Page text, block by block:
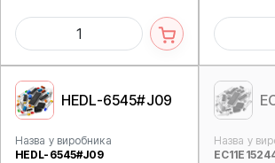
HEDL-6545#J09
Назва у виробника
HEDL-6545#J09
Назва у